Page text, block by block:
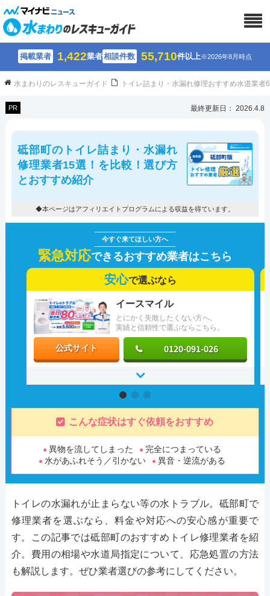
掲載業者 1,422業者相談件数 55,710件以上※2026年8月時点
水まわりのレスキューガイド トイレ詰まり・水漏れ修理おすすめ水道業
PR 最終更新日： 2026.4.8
砥部町のトイレ詰まり・水漏れ
修理業者15選！を比較！選び方
とおすすめ紹介
◆本ページはアフィリエイトプログラムによる収益を得ています。
緊急対応できるおすすめ業者はこちら
安心で選ぶなら
とにかく失敗したくない方へ。
実績と信頼性で選ぶならこちら。
イースマイル
公式サイト 0120-091-026
こんな症状はすぐ依頼をおすすめ
異物を流してしまった
完全につまっている
水があふれそう／引かない
異音・逆流がある
トイレの水漏れが止まらない等の水トラブル。砥部町で
修理業者を選ぶなら、料金や対応への安心感が重要で
す。この記事では砥部町のおすすめトイレ修理業者を紹
介。費用の相場や水道局指定について、応急処置の方法
も解説します。ぜひ業者選びの参考にしてください。